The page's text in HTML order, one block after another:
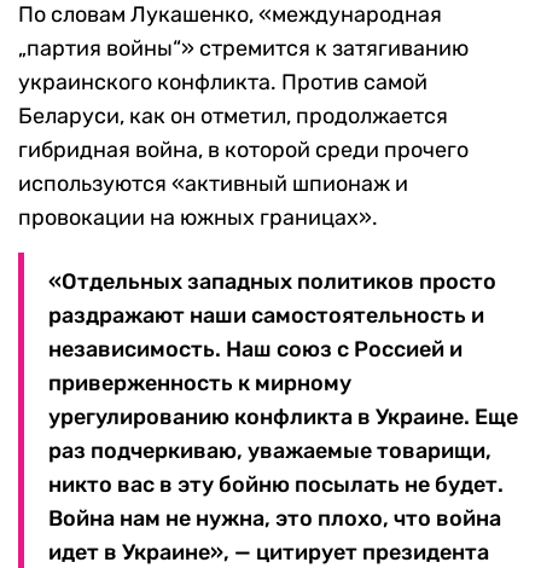
По словам Лукашенко, «международная
„партия войны“» стремится к затягиванию
украинского конфликта. Против самой
Беларуси, как он отметил, продолжается
гибридная война, в которой среди прочего
используются «активный шпионаж и
провокации на южных границах».
«Отдельных западных политиков просто
раздражают наши самостоятельность и
независимость. Наш союз с Россией и
приверженность к мирному
урегулированию конфликта в Украине. Еще
раз подчеркиваю, уважаемые товарищи,
никто вас в эту бойню посылать не будет.
Война нам не нужна, это плохо, что война
идет в Украине», — цитирует президента